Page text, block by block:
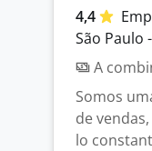
4,4
São Paulo
A
Somos
de
lo